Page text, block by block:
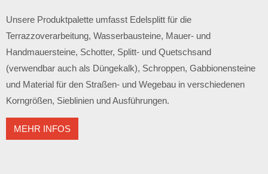
Unsere Produktpalette umfasst Edelsplitt für die
Terrazzoverarbeitung, Wasserbausteine, Mauer- und
Handmauersteine, Schotter, Splitt- und Quetschsand
(verwendbar auch als Düngekalk), Schroppen, Gabbionensteine
und Material für den Straßen- und Wegebau in verschiedenen
Korngrößen, Sieblinien und Ausführungen.
MEHR INFOS